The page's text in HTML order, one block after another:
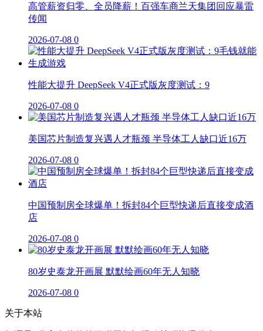
高管薪资归零、全员降薪！百强车商兰天集团回应暴雷
传闻
2026-07-08 0
性能大提升 DeepSeek V4正式版灰度测试：9
2026-07-08 0
美国芯片制造复兴遇人才瓶颈 半导体工人缺口近16万
2026-07-08 0
中国预制房全球爆单！拆封84个巨型快递后直接变成酒
店
2026-07-08 0
80岁史泰龙开画展 默默绘画60年无人知晓
2026-07-08 0
关于本站